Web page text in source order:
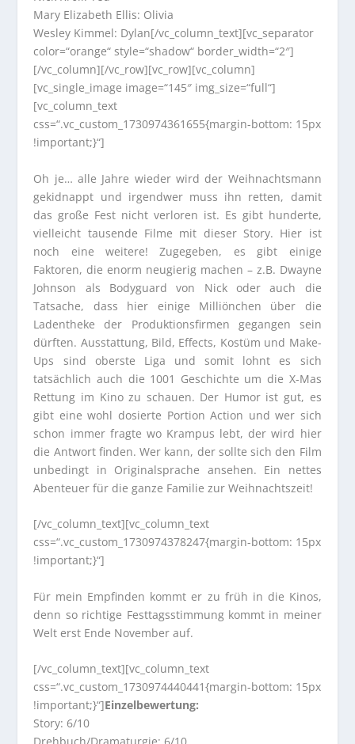
Mary Elizabeth Ellis: Olivia
Wesley Kimmel: Dylan[/vc_column_text][vc_separator
color=“orange“ style=“shadow“ border_width=“2″]
[/vc_column][/vc_row][vc_row][vc_column]
[vc_single_image image=“145″ img_size=“full“]
[vc_column_text
css=“.vc_custom_1730974361655{margin-bottom: 15px
!important;}“]
Oh je… alle Jahre wieder wird der Weihnachtsmann
gekidnappt und irgendwer muss ihn retten, damit
das große Fest nicht verloren ist. Es gibt hunderte,
vielleicht tausende Filme mit dieser Story. Hier ist
noch eine weitere! Zugegeben, es gibt einige
Faktoren, die enorm neugierig machen – z.B. Dwayne
Johnson als Bodyguard von Nick oder auch die
Tatsache, dass hier einige Milliönchen über die
Ladentheke der Produktionsfirmen gegangen sein
dürften. Ausstattung, Bild, Effects, Kostüm und Make-
Ups sind oberste Liga und somit lohnt es sich
tatsächlich auch die 1001 Geschichte um die X-Mas
Rettung im Kino zu schauen. Der Humor ist gut, es
gibt eine wohl dosierte Portion Action und wer sich
schon immer fragte wo Krampus lebt, der wird hier
die Antwort finden. Wer kann, der sollte sich den Film
unbedingt in Originalsprache ansehen. Ein nettes
Abenteuer für die ganze Familie zur Weihnachtszeit!
[/vc_column_text][vc_column_text
css=“.vc_custom_1730974378247{margin-bottom: 15px
!important;}“]
Für mein Empfinden kommt er zu früh in die Kinos,
denn so richtige Festtagsstimmung kommt in meiner
Welt erst Ende November auf.
[/vc_column_text][vc_column_text
css=“.vc_custom_1730974440441{margin-bottom: 15px
!important;}“]Einzelbewertung:
Story: 6/10